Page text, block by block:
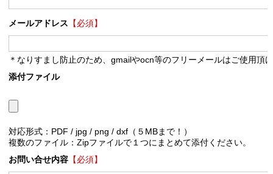
メールアドレス 【必須】
＊なりすまし防止のため、gmailやocn等のフリーメールはご使用頂
添付ファイル
対応形式：PDF / jpg / png / dxf（５MBまで！）
複数のファイル：Zipファイルで１つにまとめて添付ください。
お問い合せ内容【必須】